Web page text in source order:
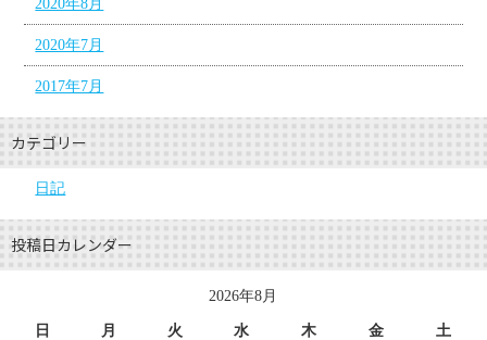
2020年8月
2020年7月
2017年7月
カテゴリー
日記
投稿日カレンダー
2026年8月
日 月 火 水 木 金 土